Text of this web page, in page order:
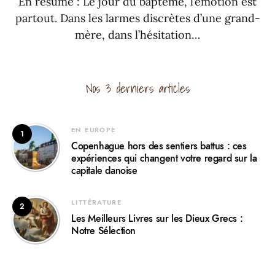
partout. Dans les larmes discrètes d’une grand-
mère, dans l’hésitation…
Nos 3 derniers articles
1 EN EUROPE
Copenhague hors des sentiers battus : ces
expériences qui changent votre regard sur la
capitale danoise
2 LITTÉRATURE
Les Meilleurs Livres sur les Dieux Grecs :
Notre Sélection